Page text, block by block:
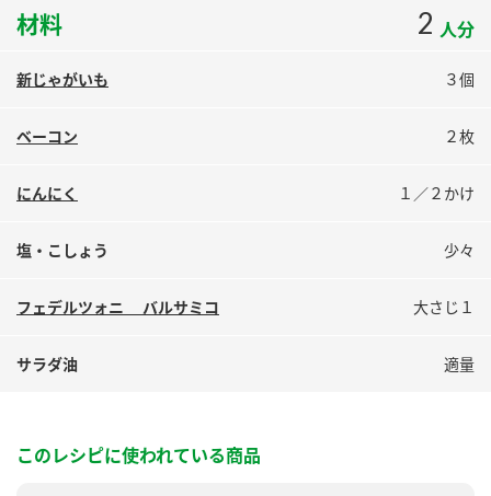
ぽん酢サワー
鍋奉行マニュアル
ミツカンのCM
地図から取り扱い店舗を探す
検索
業務用サイト 製造所固有記号一覧
材料 2 人分
新じゃがいも ３個
ベーコン ２枚
にんにく １／２かけ
塩・こしょう 少々
フェデルツォニ バルサミコ 大さじ１
サラダ油 適量
このレシピに使われている商品